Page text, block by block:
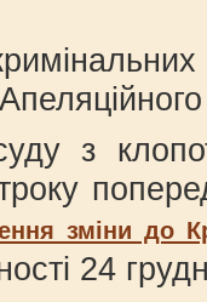
з
зміни до
24